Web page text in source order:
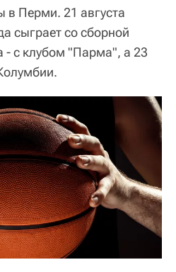
в Перми. 21 августа
сыграет со сборной
- с клубом "Парма", а 23